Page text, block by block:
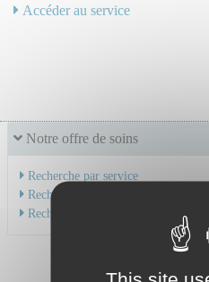
Notre offre de soins
Recherche par service
Recherche par spécialité
Recherche par médecin
Accéder au service